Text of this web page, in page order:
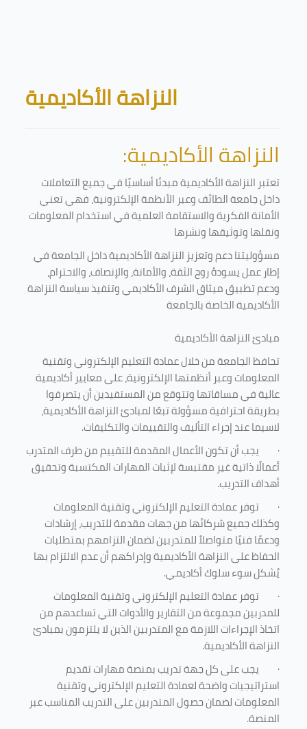
Blocks
النزاهة الأكاديمية
النزاهة الأكاديمية:
تعتبر النزاهة الأكاديمية مبدئا أساسيًا في جميع التعاملات
داخل جامعة الطائف وعبر الأنظمة الإلكترونية، فهي تعني
الأمانة الفكرية والاستقامة العلمية في استخدام المعلومات
ونقلها وتوثيقها ونشرها
مسؤوليتنا دعم وتعزيز النزاهة الأكاديمية داخل الجامعة في
إطار عمل يسودهُ روح الثقة، والأمانة، والإنصاف، والاحترام،
ودعم تطبيق ميثاق الشرف الأكاديمي وتنفيذ سياسة النزاهة
الأكاديمية الخاصة بالجامعة
مبادئ النزاهة الأكاديمية
تحافظ الجامعة من خلال عمادة التعليم الإلكتروني وتقنية
المعلومات وعبر أنظمتها الإلكترونية، على معايير أكاديمية
عالية في مساقاتها وتتوقع من المستفيدين أن يتصرفوا
بطريقة احترافية مسؤولة تبعًا لمبادئ النزاهة الأكاديمية،
لاسيما عند إجراء التأليف والتقييمات والتكليفات.
· يجب أن تكون الأعمال المقدمة للتقييم من طرف المتدرب
أعمالًا ذاتية غير مقتبسة لإثبات المهارات المكتسبة وتحقيق
أهداف التدريب.
· توفر عمادة التعليم الإلكتروني وتقنية المعلومات
وكذلك جميع شركائها من جهات مقدمة للتدريب، إرشادات
ودعمًا فنيًا متواصلاً للمتدربين لضمان التزامهم بمتطلبات
الحفاظ على النزاهة الأكاديمية وإدراكهم أن عدم الالتزام بها
يُشكل سوء سلوك أكاديمي.
· توفر عمادة التعليم الإلكتروني وتقنية المعلومات
للمدربين مجموعة من التقارير والأدوات التي تساعدهم من
اتخاذ الإجراءات اللازمة مع المتدربين الذين لا يلتزمون بمبادئ
النزاهة الأكاديمية.
· يجب على كل جهة تدريب بمنصة مهارات تقديم
استراتيجيات واضحة لعمادة التعليم الإلكتروني وتقنية
المعلومات لضمان حصول المتدربين على التدريب المناسب عبر
المنصة.